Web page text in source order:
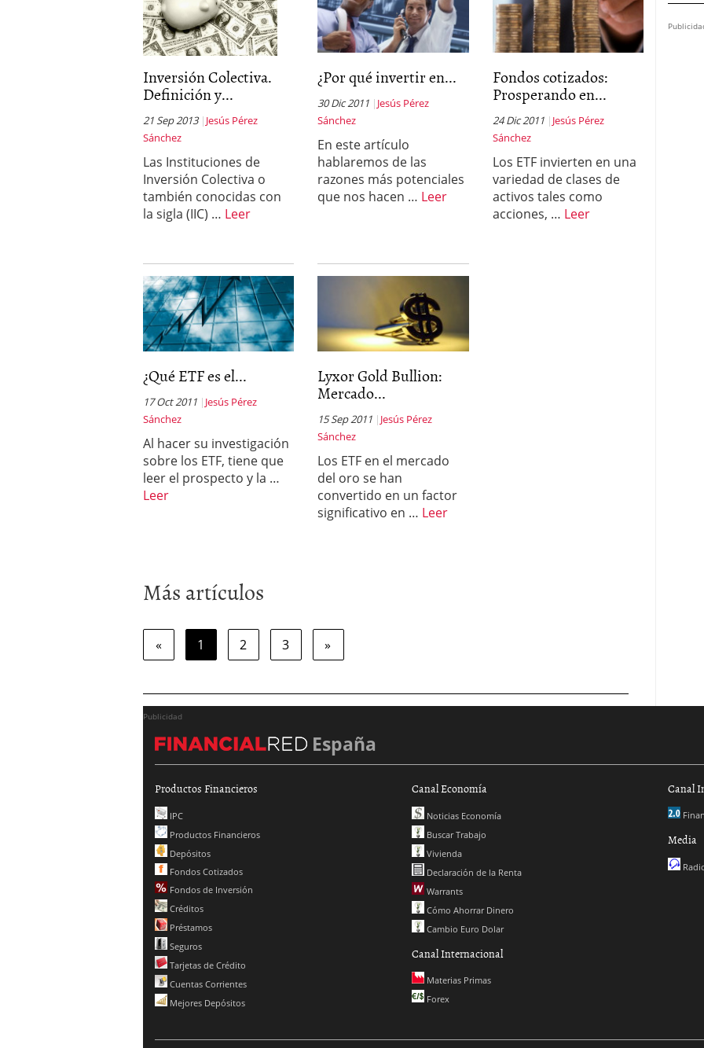
Inversión Colectiva.
Definición y...
21 Sep 2013
Jesús Pérez
Sánchez
Las Instituciones de
Inversión Colectiva o
también conocidas con
la sigla (IIC) … Leer
¿Por qué invertir en...
30 Dic 2011
Jesús Pérez
Sánchez
En este artículo
hablaremos de las
razones más potenciales
que nos hacen … Leer
Fondos cotizados:
Prosperando en...
24 Dic 2011
Jesús Pérez
Sánchez
Los ETF invierten en una
variedad de clases de
activos tales como
acciones, … Leer
¿Qué ETF es el...
17 Oct 2011
Jesús Pérez
Sánchez
Al hacer su investigación
sobre los ETF, tiene que
leer el prospecto y la …
Leer
Lyxor Gold Bullion:
Mercado...
15 Sep 2011
Jesús Pérez
Sánchez
Los ETF en el mercado
del oro se han
convertido en un factor
significativo en … Leer
Más artículos
« 1 2 3 »
Publicidad
España
Productos Financieros
IPC
Productos Financieros
Depósitos
Fondos Cotizados
Fondos de Inversión
Créditos
Préstamos
Seguros
Tarjetas de Crédito
Cuentas Corrientes
Mejores Depósitos
Canal Economía
Noticias Economía
Buscar Trabajo
Vivienda
Declaración de la Renta
Warrants
Cómo Ahorrar Dinero
Cambio Euro Dolar
Canal Internacional
Materias Primas
Forex
Canal
Media